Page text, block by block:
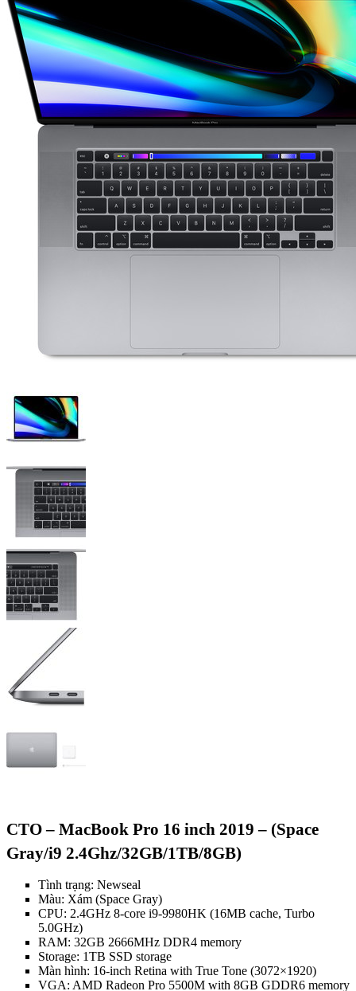
CTO – MacBook Pro 16 inch 2019 – (Space
Gray/i9 2.4Ghz/32GB/1TB/8GB)
Tình trạng: Newseal
Màu: Xám (Space Gray)
CPU: 2.4GHz 8-core i9-9980HK (16MB cache, Turbo
5.0GHz)
RAM: 32GB 2666MHz DDR4 memory
Storage: 1TB SSD storage
Màn hình: 16-inch Retina with True Tone (3072×1920)
VGA: AMD Radeon Pro 5500M with 8GB GDDR6 memory